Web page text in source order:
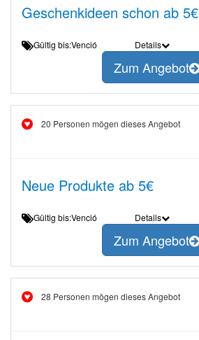
Geschenkideen schon ab 5€
Gültig bis:Venció Details
Zum Angebot
20 Personen mögen dieses Angebot
Neue Produkte ab 5€
Gültig bis:Venció Details
Zum Angebot
28 Personen mögen dieses Angebot